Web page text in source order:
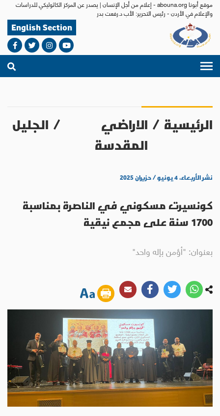
موقع أبونا abouna.org - إعلام من أجل الإنسان | يصدر عن المركز الكاثوليكي للدراسات
والإعلام في الأردن - رئيس التحرير: الأب د.رفعت بدر
English Section
الرئيسية / الاراضي
المقدسة
/ الجليل
نشر الأربعاء، ٤ يونيو / حزيران ٢٠٢٥
كونسيرت مسكوني في الناصرة بمناسبة
1700 سنة على مجمع نيقية
بعنوان: "أؤمن بإله واحد"